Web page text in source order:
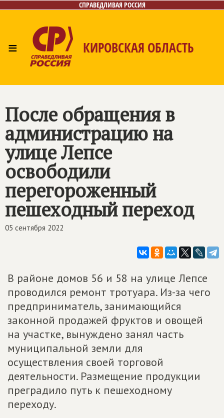
СПРАВЕДЛИВАЯ РОССИЯ
≡ КИРОВСКАЯ ОБЛАСТЬ
После обращения в
администрацию на
улице Лепсе
освободили
перегороженный
пешеходный переход
05 сентября 2022
В районе домов 56 и 58 на улице Лепсе
проводился ремонт тротуара. Из-за чего
предприниматель, занимающийся
законной продажей фруктов и овощей
на участке, вынуждено занял часть
муниципальной земли для
осуществления своей торговой
деятельности. Размещение продукции
преградило путь к пешеходному
переходу.